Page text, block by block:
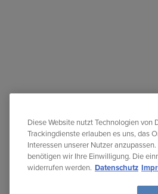
Diese Website nutzt Technologien
Trackingdienste erlauben es uns, das
Interessen unserer Nutzer
benötigen wir Ihre Einwilligung. Die
widerrufen werden. Datenschutz